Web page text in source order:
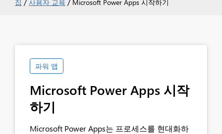
집 사용자 교육 Microsoft Power Apps 시작하기
파워 앱
Microsoft Power Apps 시작
하기
Microsoft Power Apps는 프로세스를 현대화하